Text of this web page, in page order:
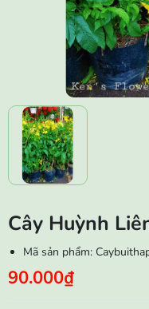
Cây Huỳnh
Mã sản phẩm:
90.000₫